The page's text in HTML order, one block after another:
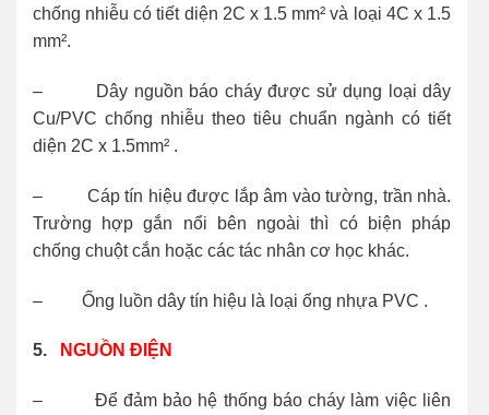
chống nhiễu có tiết diện 2C x 1.5 mm² và loại 4C x 1.5
mm².
– Dây nguồn báo cháy được sử dụng loại dây
Cu/PVC chống nhiễu theo tiêu chuẩn ngành có tiết
diện 2C x 1.5mm² .
– Cáp tín hiệu được lắp âm vào tường, trần nhà.
Trường hợp gắn nổi bên ngoài thì có biện pháp
chống chuột cắn hoặc các tác nhân cơ học khác.
– Ống luồn dây tín hiệu là loại ống nhựa PVC .
5. NGUỒN ĐIỆN
– Để đảm bảo hệ thống báo cháy làm việc liên